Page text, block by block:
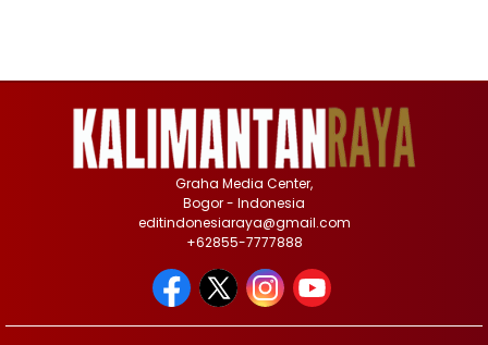
Graha Media Center,
Bogor - Indonesia
editindonesiaraya@gmail.com
+62855-7777888